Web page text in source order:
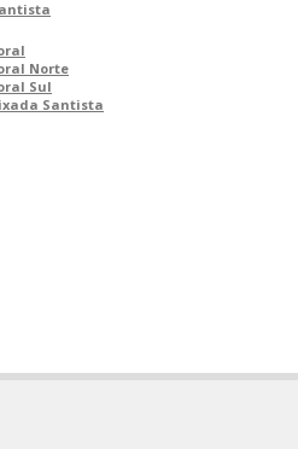
Norte
Sul
Santista